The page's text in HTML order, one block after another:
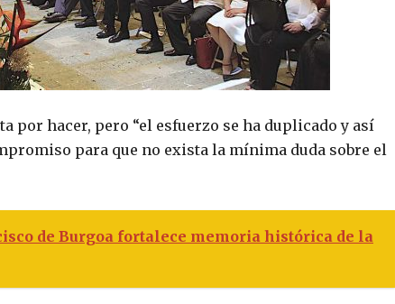
por hacer, pero “el esfuerzo se ha duplicado y así
para que no exista la mínima duda sobre el
de Burgoa fortalece memoria histórica de la